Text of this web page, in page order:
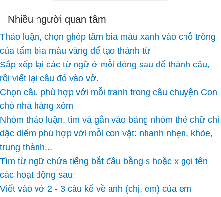
Nhiều người quan tâm
Thảo luận, chọn ghép tấm bìa màu xanh vào chỗ trống
của tấm bìa màu vàng để tạo thành từ
Sắp xếp lại các từ ngữ ở mỗi dòng sau để thành câu,
rồi viết lại câu đó vào vở.
Chọn câu phù hợp với mỗi tranh trong câu chuyện Con
chó nhà hàng xóm
Nhóm thảo luận, tìm và gắn vào bảng nhóm thẻ chữ chỉ
đặc điểm phù hợp với mỗi con vật: nhanh nhẹn, khỏe,
trung thành...
Tìm từ ngữ chứa tiếng bắt đầu bằng s hoặc x gọi tên
các hoạt động sau:
Viết vào vở 2 - 3 câu kể về anh (chị, em) của em